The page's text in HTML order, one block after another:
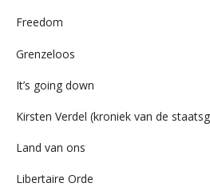
Freedom
Grenzeloos
It’s going down
Kirsten Verdel (kroniek van de
Land van ons
Libertaire Orde